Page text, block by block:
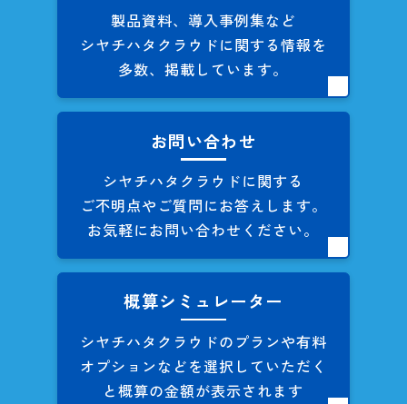
製品資料、導入事例集など
シヤチハタクラウドに関する情報を
多数、掲載しています。
お問い合わせ
シヤチハタクラウドに関する
ご不明点やご質問にお答えします。
お気軽にお問い合わせください。
概算シミュレーター
シヤチハタクラウドのプランや有料
オプションなどを選択していただく
と概算の金額が表示されます